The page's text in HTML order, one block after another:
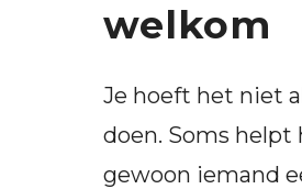
welkom
Je hoeft het niet
doen. Soms helpt
gewoon iemand